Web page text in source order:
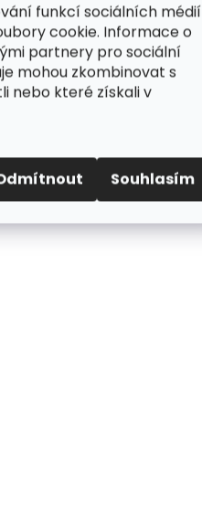
funkcí sociálních médií
cookie. Informace o
partnery pro sociální
mohou zkombinovat s
nebo které získali v
Souhlasím